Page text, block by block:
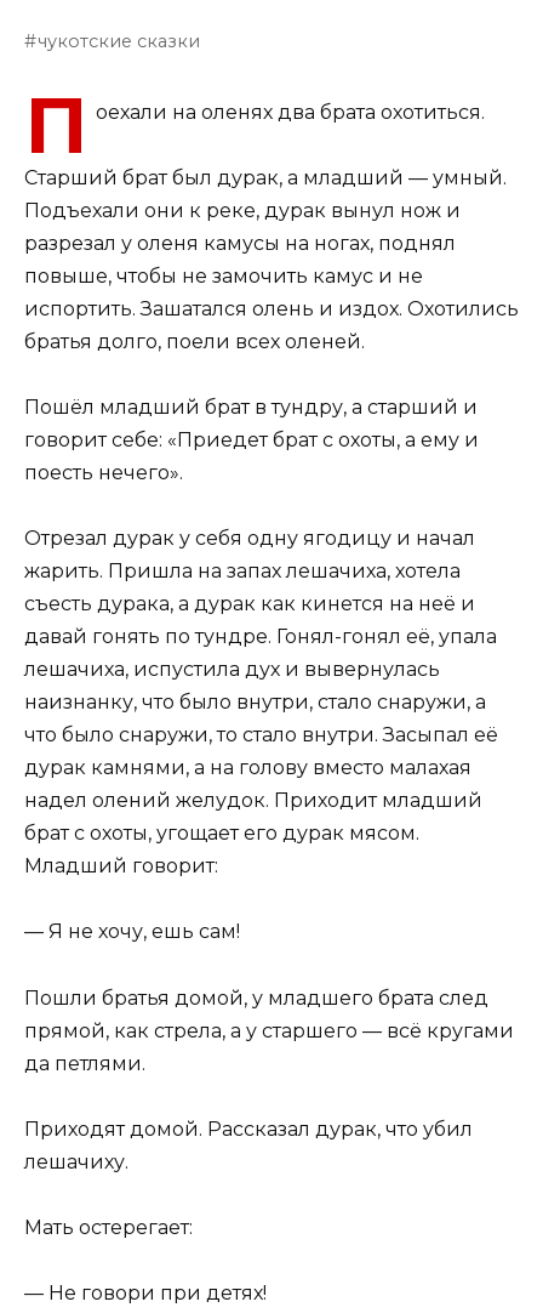
чукотские сказки
П оехали на оленях два брата охотиться.
Старший брат был дурак, а младший — умный.
Подъехали они к реке, дурак вынул нож и
разрезал у оленя камусы на ногах, поднял
повыше, чтобы не замочить камус и не
испортить. Зашатался олень и издох. Охотились
братья долго, поели всех оленей.
Пошёл младший брат в тундру, а старший и
говорит себе: «Приедет брат с охоты, а ему и
поесть нечего».
Отрезал дурак у себя одну ягодицу и начал
жарить. Пришла на запах лешачиха, хотела
съесть дурака, а дурак как кинется на неё и
давай гонять по тундре. Гонял-гонял её, упала
лешачиха, испустила дух и вывернулась
наизнанку, что было внутри, стало снаружи, а
что было снаружи, то стало внутри. Засыпал её
дурак камнями, а на голову вместо малахая
надел олений желудок. Приходит младший
брат с охоты, угощает его дурак мясом.
Младший говорит:
— Я не хочу, ешь сам!
Пошли братья домой, у младшего брата след
прямой, как стрела, а у старшего — всё кругами
да петлями.
Приходят домой. Рассказал дурак, что убил
лешачиху.
Мать остерегает:
— Не говори при детях!